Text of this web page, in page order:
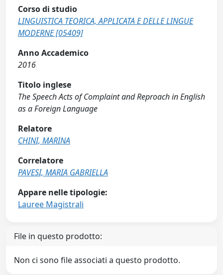
Corso di studio
LINGUISTICA TEORICA, APPLICATA E DELLE LINGUE
MODERNE [05409]
Anno Accademico
2016
Titolo inglese
The Speech Acts of Complaint and Reproach in English
as a Foreign Language
Relatore
CHINI, MARINA
Correlatore
PAVESI, MARIA GABRIELLA
Appare nelle tipologie:
Lauree Magistrali
File in questo prodotto:
Non ci sono file associati a questo prodotto.